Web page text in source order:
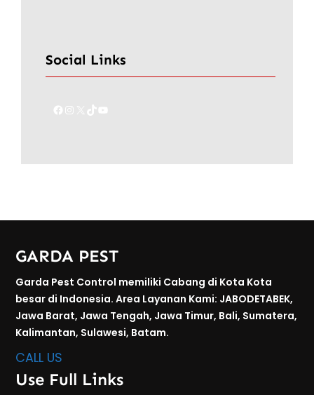
Social Links
Facebook Instagram TikTok YouTube
GARDA PEST
Garda Pest Control memiliki Cabang di Kota Kota
besar di Indonesia. Area Layanan Kami: JABODETABEK,
Jawa Barat, Jawa Tengah, Jawa Timur, Bali, Sumatera,
Kalimantan, Sulawesi, Batam.
CALL US
Use Full Links